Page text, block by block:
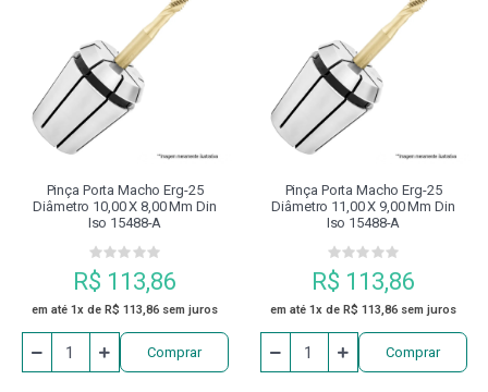
Pinça Porta Macho Erg-25
Diâmetro 10,00 X 8,00 Mm Din
Iso 15488-A
R$ 113,86
em até 1x de R$ 113,86 sem juros
Comprar
Pinça Porta Macho Erg-25
Diâmetro 11,00 X 9,00 Mm Din
Iso 15488-A
R$ 113,86
em até 1x de R$ 113,86 sem juros
Comprar